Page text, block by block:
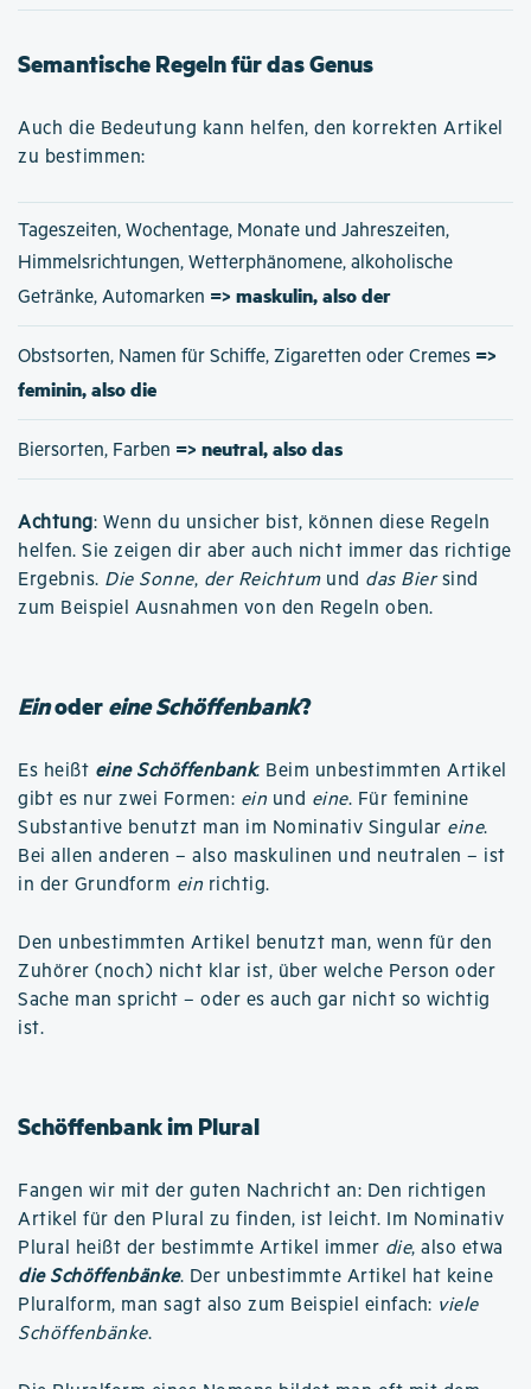
Semantische Regeln für das Genus
Auch die Bedeutung kann helfen, den korrekten Artikel
zu bestimmen:
Tageszeiten, Wochentage, Monate und Jahreszeiten,
Himmelsrichtungen, Wetterphänomene, alkoholische
Getränke, Automarken => maskulin, also der
Obstsorten, Namen für Schiffe, Zigaretten oder Cremes =>
feminin, also die
Biersorten, Farben => neutral, also das
Achtung: Wenn du unsicher bist, können diese Regeln
helfen. Sie zeigen dir aber auch nicht immer das richtige
Ergebnis. Die Sonne, der Reichtumund das Biersind
zum Beispiel Ausnahmen von den Regeln oben.
Einodereine Schöffenbank?
Es heißt eine Schöffenbank. Beim unbestimmten Artikel
gibt es nur zwei Formen: ein und eine. Für feminine
Substantive benutzt man im Nominativ Singular eine.
Bei allen anderen – also maskulinen und neutralen – ist
in der Grundform ein richtig.
Den unbestimmten Artikel benutzt man, wenn für den
Zuhörer (noch) nicht klar ist, über welche Person oder
Sache man spricht – oder es auch gar nicht so wichtig
ist.
Schöffenbank im Plural
Fangen wir mit der guten Nachricht an: Den richtigen
Artikel für den Plural zu finden, ist leicht. Im Nominativ
Plural heißt der bestimmte Artikel immer die, also etwa
die Schöffenbänke. Der unbestimmte Artikel hat keine
Pluralform, man sagt also zum Beispiel einfach: viele
Schöffenbänke.